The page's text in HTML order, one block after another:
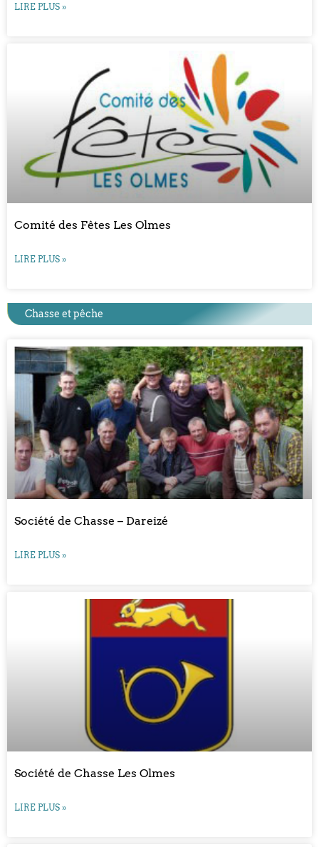
LIRE PLUS »
Comité des Fêtes Les Olmes
LIRE PLUS »
Chasse et pêche
Société de Chasse – Dareizé
LIRE PLUS »
Société de Chasse Les Olmes
LIRE PLUS »